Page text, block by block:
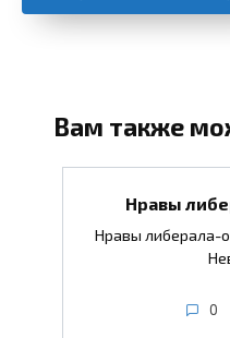
Вам также
Нравы
Нравы либерала-
0